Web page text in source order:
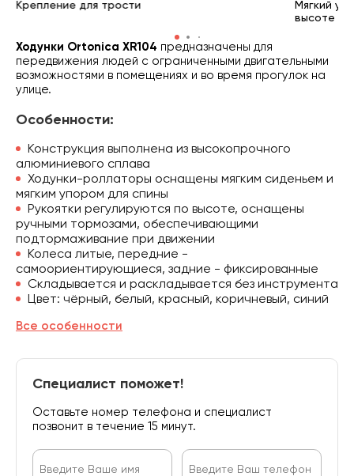
Крепление для трости
Мягкий
высоте
Ходунки Ortonica XR104 предназначены для
передвижения людей с ограниченными двигательными
возможностями в помещениях и во время прогулок на
улице.
Особенности:
Конструкция выполнена из высокопрочного
алюминиевого сплава
Ходунки-роллаторы оснащены мягким сиденьем и
мягким упором для спины
Рукоятки регулируются по высоте, оснащены
ручными тормозами, обеспечивающими
подтормаживание при движении
Колеса литые, передние -
самоориентирующиеся, задние - фиксированные
Складывается и раскладывается без инструмента
Цвет: чёрный, белый, красный, коричневый, синий
Все особенности
Специалист поможет!
Оставьте номер телефона и специалист
позвонит в течение 15 минут.